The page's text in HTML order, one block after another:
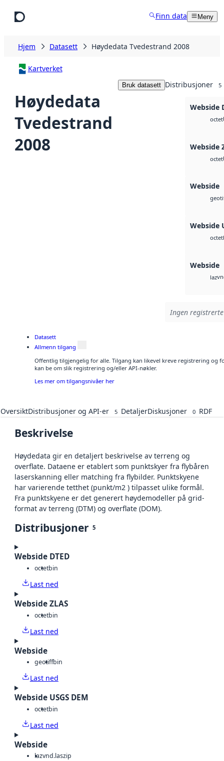
Finn data Meny
Hjem Datasett Høydedata Tvedestrand 2008
Kartverket
Høydedata
Tvedestrand
2008
Bruk datasett Distribusjoner 5
Webside
octet
Webside
octet
Webside
Webside
octet
Webside
laz
Ingen
Datasett
Allmenn tilgang
Offentlig tilgjengelig for alle. Tilgang kan likevel kreve registrering og
kan be om slik registrering og/eller API-nøkler.
Les mer om tilgangsnivåer her
OversiktDistribusjoner og API-er 5 DetaljerDiskusjoner 0 RDF
Beskrivelse
Høydedata gir en detaljert beskrivelse av terreng og
overflate. Dataene er etablert som punktskyer fra flybåren
laserskanning eller matching fra flybilder. Punktskyene
har varierende tetthet (punkt/m2 ) tilpasset ulike formål.
Fra punktskyene er det generert høydemodeller på grid-
format av terreng (DTM) og overflate (DOM).
Distribusjoner 5
Webside DTED
octetbin
Last ned
Webside ZLAS
octetbin
Last ned
Webside
geotiffbin
Last ned
Webside USGS DEM
octetbin
Last ned
Webside
lazvnd.laszip